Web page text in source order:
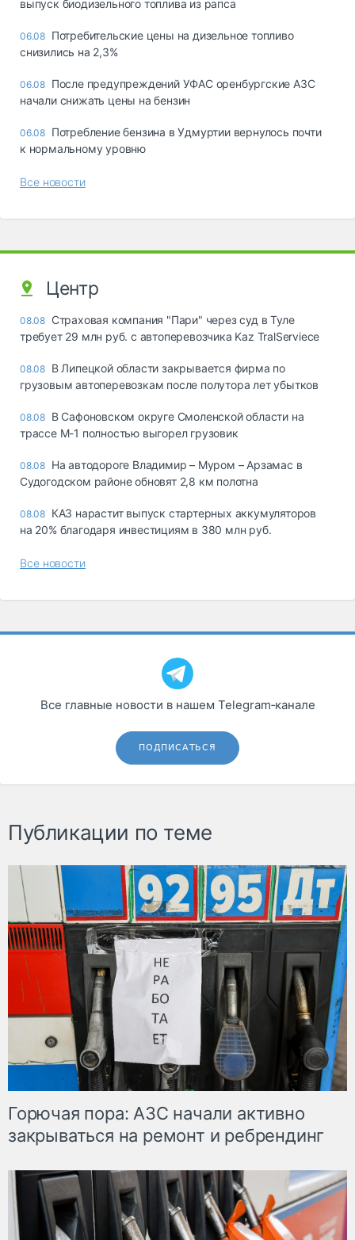
выпуск биодизельного топлива из рапса
06.08 Потребительские цены на дизельное топливо
снизились на 2,3%
06.08 После предупреждений УФАС оренбургские АЗС
начали снижать цены на бензин
06.08 Потребление бензина в Удмуртии вернулось почти
к нормальному уровню
Все новости
Центр
08.08 Страховая компания "Пари" через суд в Туле
требует 29 млн руб. с автоперевозчика Kaz TralServiece
08.08 В Липецкой области закрывается фирма по
грузовым автоперевозкам после полутора лет убытков
08.08 В Сафоновском округе Смоленской области на
трассе М-1 полностью выгорел грузовик
08.08 На автодороге Владимир – Муром – Арзамас в
Судогодском районе обновят 2,8 км полотна
08.08 КАЗ нарастит выпуск стартерных аккумуляторов
на 20% благодаря инвестициям в 380 млн руб.
Все новости
Все главные новости в нашем Telegram‑канале
ПОДПИСАТЬСЯ
Публикации по теме
Горючая пора: АЗС начали активно
закрываться на ремонт и ребрендинг